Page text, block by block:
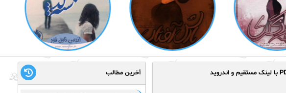
آخرین مطالب